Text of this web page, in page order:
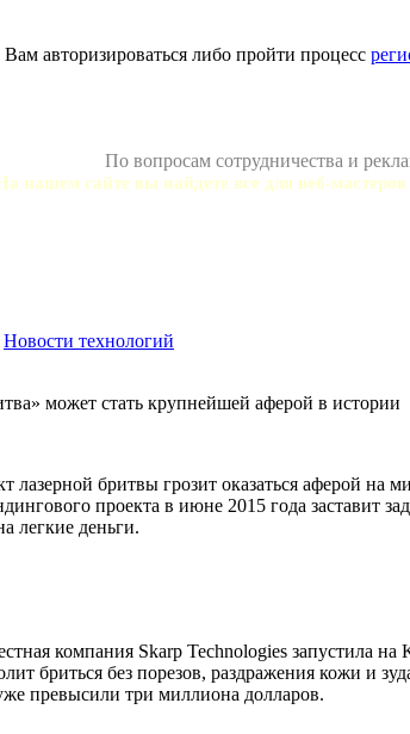
авторизироваться либо пройти процесс
По вопросам сотрудничества и
нашем сайте вы найдете все для веб-
Новости технологий
может стать крупнейшей аферой в истории
бритвы грозит оказаться аферой на
проекта в июне 2015 года заставит
легкие деньги.
компания Skarp Technologies запустила
бриться без порезов, раздражения кожи и
превысили три миллиона долларов.